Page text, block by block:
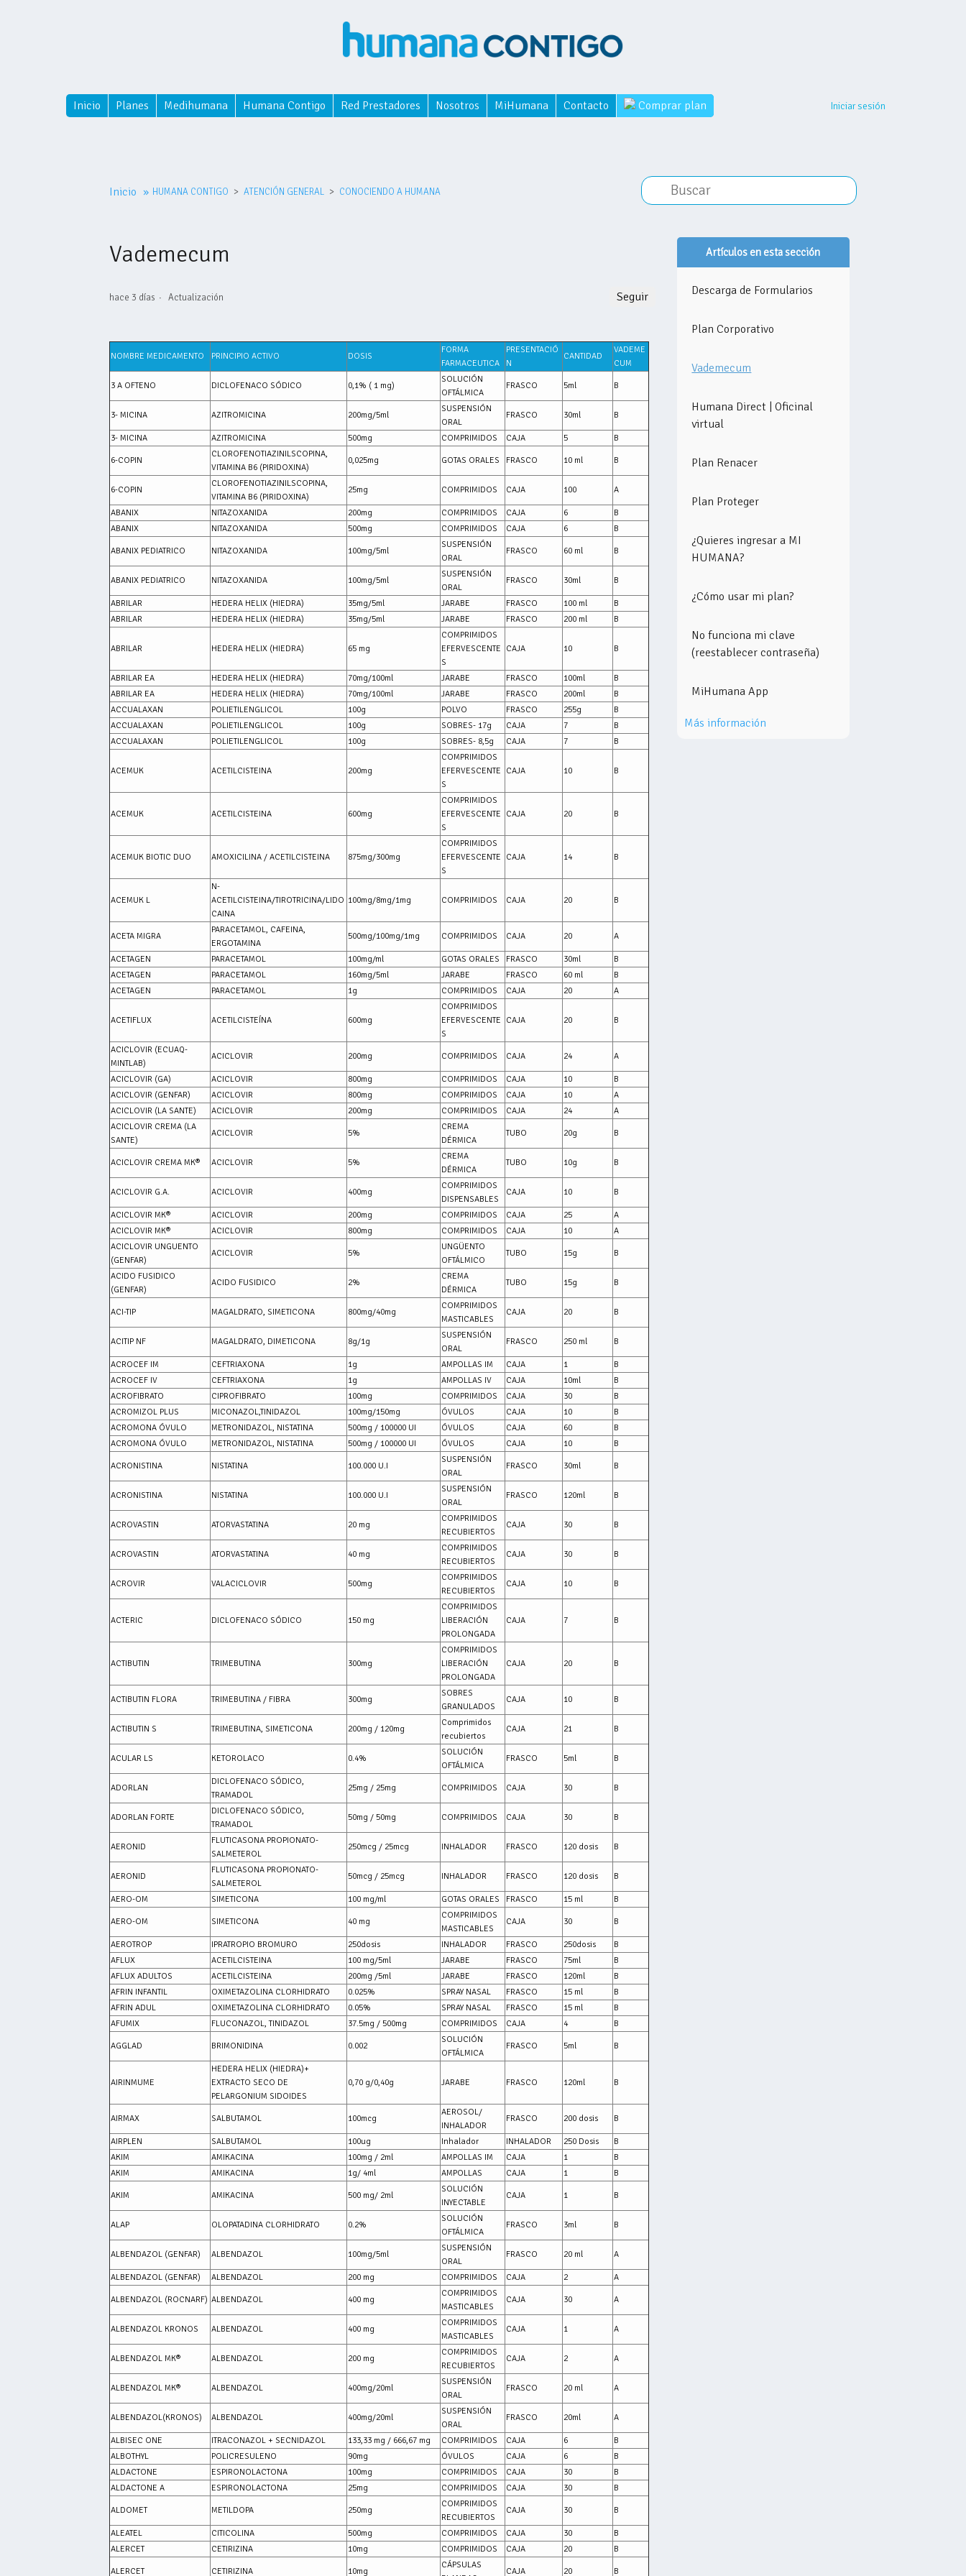
Inicio Planes Medihumana Humana Contigo Red Prestadores Nosotros MiHumana Contacto Comprar plan Iniciar sesión
Inicio » HUMANA CONTIGO ATENCIÓN GENERAL CONOCIENDO A HUMANA
Vademecum
hace 3 días Actualización Seguir Nadie lo sigue aún
NOMBRE MEDICAMENTO PRINCIPIO ACTIVO DOSIS
FORMA
FARMACEUTICA
PRESENTACIÓ
N
CANTIDAD
VADEME
CUM
3 A OFTENO DICLOFENACO SÓDICO 0,1% ( 1 mg)
SOLUCIÓN
OFTÁLMICA
FRASCO 5ml B
3- MICINA AZITROMICINA 200mg/5ml
SUSPENSIÓN
ORAL
FRASCO 30ml B
3- MICINA AZITROMICINA 500mg COMPRIMIDOS CAJA 5 B
6-COPIN
CLOROFENOTIAZINILSCOPINA,
VITAMINA B6 (PIRIDOXINA)
0,025mg GOTAS ORALES FRASCO 10 ml B
6-COPIN
CLOROFENOTIAZINILSCOPINA,
VITAMINA B6 (PIRIDOXINA)
25mg COMPRIMIDOS CAJA 100 A
ABANIX NITAZOXANIDA 200mg COMPRIMIDOS CAJA 6
B
ABANIX
NITAZOXANIDA 500mg COMPRIMIDOS CAJA 6 B
ABANIX PEDIATRICO NITAZOXANIDA 100mg/5ml
SUSPENSIÓN
ORAL
FRASCO 60 ml B
ABANIX PEDIATRICO NITAZOXANIDA 100mg/5ml
SUSPENSIÓN
ORAL
FRASCO 30ml B
ABRILAR HEDERA HELIX (HIEDRA) 35mg/5ml JARABE FRASCO 100 ml
B
ABRILAR
HEDERA HELIX (HIEDRA) 35mg/5ml JARABE FRASCO 200 ml B
ABRILAR HEDERA HELIX (HIEDRA) 65 mg
COMPRIMIDOS
EFERVESCENTE
S
CAJA 10 B
ABRILAR EA HEDERA HELIX (HIEDRA) 70mg/100ml JARABE FRASCO 100ml
B
ABRILAR EA
HEDERA HELIX (HIEDRA) 70mg/100ml JARABE FRASCO 200ml
B
ACCUALAXAN
POLIETILENGLICOL 100g POLVO FRASCO 255g
B
ACCUALAXAN
POLIETILENGLICOL 100g SOBRES- 17g CAJA 7
B
ACCUALAXAN
POLIETILENGLICOL 100g SOBRES- 8,5g CAJA 7 B
ACEMUK ACETILCISTEINA 200mg
COMPRIMIDOS
EFERVESCENTE
S
CAJA 10 B
ACEMUK ACETILCISTEINA 600mg
COMPRIMIDOS
EFERVESCENTE
S
CAJA 20 B
ACEMUK BIOTIC DUO AMOXICILINA / ACETILCISTEINA 875mg/300mg
COMPRIMIDOS
EFERVESCENTE
S
CAJA 14 B
ACEMUK L
N-
ACETILCISTEINA/TIROTRICINA/LIDO
CAINA
100mg/8mg/1mg COMPRIMIDOS CAJA 20 B
ACETA MIGRA
PARACETAMOL, CAFEINA,
ERGOTAMINA
500mg/100mg/1mg COMPRIMIDOS CAJA 20 A
ACETAGEN PARACETAMOL 100mg/ml GOTAS ORALES FRASCO 30ml
B
ACETAGEN
PARACETAMOL 160mg/5ml JARABE FRASCO 60 ml
B
ACETAGEN
PARACETAMOL 1g COMPRIMIDOS CAJA 20 A
ACETIFLUX ACETILCISTEÍNA 600mg
COMPRIMIDOS
EFERVESCENTE
S
CAJA 20 B
ACICLOVIR (ECUAQ-
MINTLAB)
ACICLOVIR 200mg COMPRIMIDOS CAJA 24 A
ACICLOVIR (GA) ACICLOVIR 800mg COMPRIMIDOS CAJA 10
B
ACICLOVIR (GENFAR)
ACICLOVIR 800mg COMPRIMIDOS CAJA 10
A
ACICLOVIR (LA SANTE)
ACICLOVIR 200mg COMPRIMIDOS CAJA 24
A
ACICLOVIR CREMA (LA
SANTE)
ACICLOVIR 5%
CREMA
DÉRMICA
TUBO 20g B
ACICLOVIR CREMA MK® ACICLOVIR 5%
CREMA
DÉRMICA
TUBO 10g B
ACICLOVIR G.A. ACICLOVIR 400mg
COMPRIMIDOS
DISPENSABLES
CAJA 10 B
ACICLOVIR MK® ACICLOVIR 200mg COMPRIMIDOS CAJA 25
A
ACICLOVIR MK®
ACICLOVIR 800mg COMPRIMIDOS CAJA 10
A
ACICLOVIR UNGUENTO
(GENFAR)
ACICLOVIR 5%
UNGÜENTO
OFTÁLMICO
TUBO 15g B
ACIDO FUSIDICO
(GENFAR)
ACIDO FUSIDICO 2%
CREMA
DÉRMICA
TUBO 15g B
ACI-TIP MAGALDRATO, SIMETICONA 800mg/40mg
COMPRIMIDOS
MASTICABLES
CAJA 20 B
ACITIP NF MAGALDRATO, DIMETICONA 8g/1g
SUSPENSIÓN
ORAL
FRASCO 250 ml B
ACROCEF IM CEFTRIAXONA 1g AMPOLLAS IM CAJA 1
B
ACROCEF IV
CEFTRIAXONA 1g AMPOLLAS IV CAJA 10ml
B
ACROFIBRATO
CIPROFIBRATO 100mg COMPRIMIDOS CAJA 30
B
ACROMIZOL PLUS
MICONAZOL,TINIDAZOL 100mg/150mg ÓVULOS CAJA 10
B
ACROMONA ÓVULO
METRONIDAZOL, NISTATINA 500mg / 100000 UI ÓVULOS CAJA 60
B
ACROMONA ÓVULO
METRONIDAZOL, NISTATINA 500mg / 100000 UI ÓVULOS CAJA 10 B
ACRONISTINA NISTATINA 100.000 U.I
SUSPENSIÓN
ORAL
FRASCO 30ml B
ACRONISTINA NISTATINA 100.000 U.I
SUSPENSIÓN
ORAL
FRASCO 120ml B
ACROVASTIN ATORVASTATINA 20 mg
COMPRIMIDOS
RECUBIERTOS
CAJA 30 B
ACROVASTIN ATORVASTATINA 40 mg
COMPRIMIDOS
RECUBIERTOS
CAJA 30 B
ACROVIR VALACICLOVIR 500mg
COMPRIMIDOS
RECUBIERTOS
CAJA 10 B
ACTERIC DICLOFENACO SÓDICO 150 mg
COMPRIMIDOS
LIBERACIÓN
PROLONGADA
CAJA 7 B
ACTIBUTIN TRIMEBUTINA 300mg
COMPRIMIDOS
LIBERACIÓN
PROLONGADA
CAJA 20 B
ACTIBUTIN FLORA TRIMEBUTINA / FIBRA 300mg
SOBRES
GRANULADOS
CAJA 10 B
ACTIBUTIN S TRIMEBUTINA, SIMETICONA 200mg / 120mg
Comprimidos
recubiertos
CAJA 21 B
ACULAR LS KETOROLACO 0.4%
SOLUCIÓN
OFTÁLMICA
FRASCO 5ml B
ADORLAN
DICLOFENACO SÓDICO,
TRAMADOL
25mg / 25mg COMPRIMIDOS CAJA 30 B
ADORLAN FORTE
DICLOFENACO SÓDICO,
TRAMADOL
50mg / 50mg COMPRIMIDOS CAJA 30 B
AERONID
FLUTICASONA PROPIONATO-
SALMETEROL
250mcg / 25mcg INHALADOR FRASCO 120 dosis B
AERONID
FLUTICASONA PROPIONATO-
SALMETEROL
50mcg / 25mcg INHALADOR FRASCO 120 dosis B
AERO-OM SIMETICONA 100 mg/ml GOTAS ORALES FRASCO 15 ml B
AERO-OM SIMETICONA 40 mg
COMPRIMIDOS
MASTICABLES
CAJA 30 B
AEROTROP IPRATROPIO BROMURO 250dosis INHALADOR FRASCO 250dosis
B
AFLUX
ACETILCISTEINA 100 mg/5ml JARABE FRASCO 75ml
B
AFLUX ADULTOS
ACETILCISTEINA 200mg /5ml JARABE FRASCO 120ml
B
AFRIN INFANTIL
OXIMETAZOLINA CLORHIDRATO 0.025% SPRAY NASAL FRASCO 15 ml
B
AFRIN ADUL
OXIMETAZOLINA CLORHIDRATO 0.05% SPRAY NASAL FRASCO 15 ml
B
AFUMIX
FLUCONAZOL, TINIDAZOL 37.5mg / 500mg COMPRIMIDOS CAJA 4 B
AGGLAD BRIMONIDINA 0.002
SOLUCIÓN
OFTÁLMICA
FRASCO 5ml B
AIRINMUME
HEDERA HELIX (HIEDRA)+
EXTRACTO SECO DE
PELARGONIUM SIDOIDES
0,70 g/0,40g JARABE FRASCO 120ml B
AIRMAX SALBUTAMOL 100mcg
AEROSOL/
INHALADOR
FRASCO 200 dosis B
AIRPLEN SALBUTAMOL 100ug Inhalador INHALADOR 250 Dosis
B
AKIM
AMIKACINA 100mg / 2ml AMPOLLAS IM CAJA 1
B
AKIM
AMIKACINA 1g/ 4ml AMPOLLAS CAJA 1 B
AKIM AMIKACINA 500 mg/ 2ml
SOLUCIÓN
INYECTABLE
CAJA 1 B
ALAP OLOPATADINA CLORHIDRATO 0.2%
SOLUCIÓN
OFTÁLMICA
FRASCO 3ml B
ALBENDAZOL (GENFAR) ALBENDAZOL 100mg/5ml
SUSPENSIÓN
ORAL
FRASCO 20 ml A
ALBENDAZOL (GENFAR) ALBENDAZOL 200 mg COMPRIMIDOS CAJA 2 A
ALBENDAZOL (ROCNARF) ALBENDAZOL 400 mg
COMPRIMIDOS
MASTICABLES
CAJA 30 A
ALBENDAZOL KRONOS ALBENDAZOL 400 mg
COMPRIMIDOS
MASTICABLES
CAJA 1 A
ALBENDAZOL MK® ALBENDAZOL 200 mg
COMPRIMIDOS
RECUBIERTOS
CAJA 2 A
ALBENDAZOL MK® ALBENDAZOL 400mg/20ml
SUSPENSIÓN
ORAL
FRASCO 20 ml A
ALBENDAZOL(KRONOS) ALBENDAZOL 400mg/20ml
SUSPENSIÓN
ORAL
FRASCO 20ml A
ALBISEC ONE ITRACONAZOL + SECNIDAZOL 133,33 mg / 666,67 mg COMPRIMIDOS CAJA 6
B
ALBOTHYL
POLICRESULENO 90mg ÓVULOS CAJA 6
B
ALDACTONE
ESPIRONOLACTONA 100mg COMPRIMIDOS CAJA 30
B
ALDACTONE A
ESPIRONOLACTONA 25mg COMPRIMIDOS CAJA 30 B
ALDOMET METILDOPA 250mg
COMPRIMIDOS
RECUBIERTOS
CAJA 30 B
ALEATEL CITICOLINA 500mg COMPRIMIDOS CAJA 30
B
ALERCET
CETIRIZINA 10mg COMPRIMIDOS CAJA 20 B
ALERCET CETIRIZINA 10mg
CÁPSULAS
CAJA 20 B
Artículos en esta sección
Descarga de Formularios
Plan Corporativo
Vademecum
Humana Direct | Oficinal
virtual
Plan Renacer
Plan Proteger
¿Quieres ingresar a MI
HUMANA?
¿Cómo usar mi plan?
No funciona mi clave
(reestablecer contraseña)
MiHumana App
Más información